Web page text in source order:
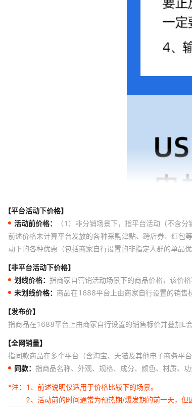
【平台活动下价格】
活动前价格：
（1）非分销场景下，指平台活动（不含
前述价格未计算平台发放的各种采购津贴、跨店券、红包
动下的各种优惠（包括商家自行设置的非指定人群的单品
【非平台活动下价格】
划线价格： 指商家自营销活动场景下的商品价格，该价
未划线价格： 商品在1688平台上由商家自行设置的销售
【发布价】
指商品在1688平台上由商家自行设置的销售标价并叠加L
【全网销量】
指同款商品在多个平台（含淘宝、天猫及其他电子商务平
同款： 指商品名称、外观、规格、成分、颜色、材质、
*注：
1、前述说明仅适用于价格比较下的场景。
2、活动前的时间通常为预热期/爆发期的前一天，但